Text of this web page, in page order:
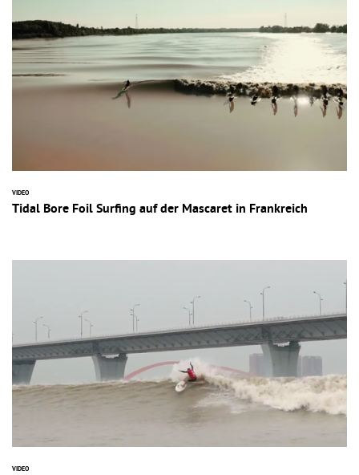
VIDEO
Tidal Bore Foil Surfing auf der Mascaret in Frankreich
VIDEO